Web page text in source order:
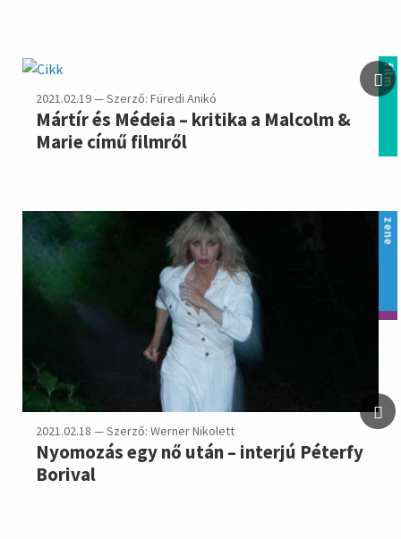
film
2021.02.19 — Szerző: Füredi Anikó
Mártír és Médeia – kritika a Malcolm &
Marie című filmről
zene
2021.02.18 — Szerző: Werner Nikolett
Nyomozás egy nő után – interjú Péterfy
Borival